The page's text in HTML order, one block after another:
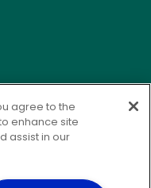
agree to the
enhance site
assist in our